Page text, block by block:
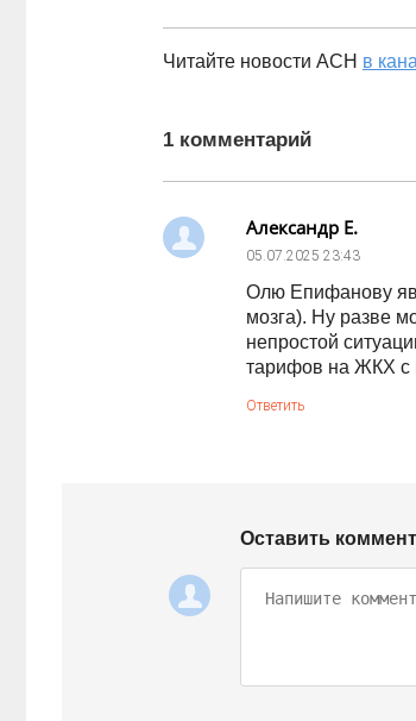
Читайте новости АСН в
1 комментарий
Александр Е.
05.07.2025 23:43
Олю Епифанову
мозга). Ну разве
непростой
тарифов на ЖКХ с
Ответить
Оставить